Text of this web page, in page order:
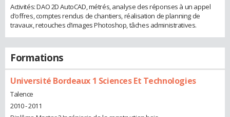
Activités: DAO 2D AutoCAD, métrés, analyse des réponses à un appel
d’offres, comptes rendus de chantiers, réalisation de planning de
travaux, retouches d’images Photoshop, tâches administratives.
Formations
Université Bordeaux 1 Sciences Et Technologies
Talence
2010 - 2011